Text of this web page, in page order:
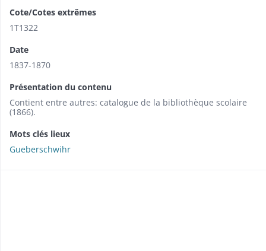
Cote/Cotes extrêmes
1T1322
Date
1837-1870
Présentation du contenu
Contient entre autres: catalogue de la bibliothèque scolaire
(1866).
Mots clés lieux
Gueberschwihr